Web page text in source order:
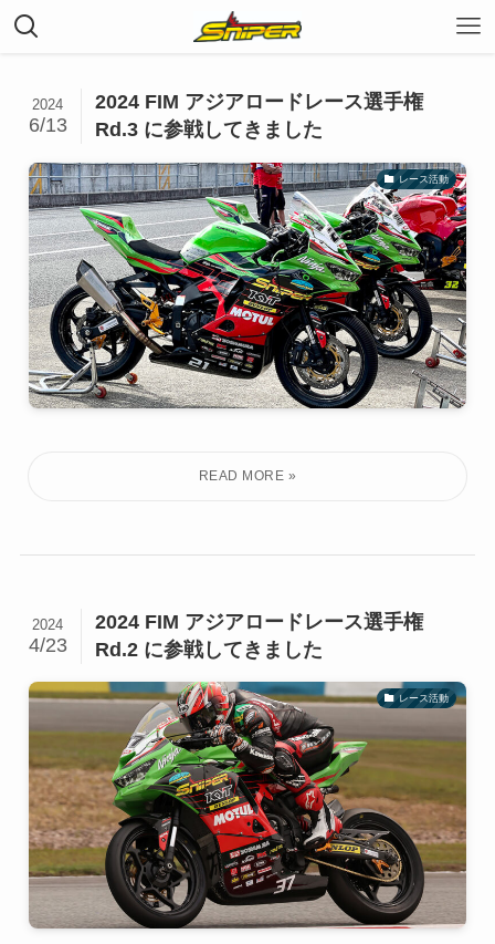
2024 FIM アジアロードレース選手権
Rd.3 に参戦してきました
2024
6/13
レース活動
2024 FIM アジアロードレース選手権
Rd.2 に参戦してきました
2024
4/23
レース活動